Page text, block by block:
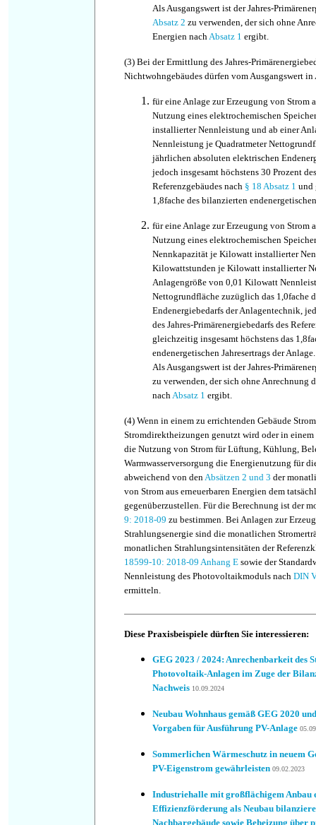
Als Ausgangswert ist der Jahres-
Absatz 2 zu verwenden, der sich ohne
Energien nachAbsatz 1 ergibt.
(3) Bei der Ermittlung des Jahres-
Nichtwohngebäudes dürfen vom Ausgangswert
für eine Anlage zur Erzeugung von Strom
Nutzung eines elektrochemischen
installierter Nennleistung und ab einer
Nennleistung je Quadratmeter
jährlichen absoluten elektrischen
jedoch insgesamt höchstens 30 Prozent
Referenzgebäudes nach § 18 Absatz 1 und
1,8fache des bilanzierten
für eine Anlage zur Erzeugung von Strom
Nutzung eines elektrochemischen
Nennkapazität je Kilowatt installierter
Kilowattstunden je Kilowatt installierter
Anlagengröße von 0,01 Kilowatt
Nettogrundfläche zuzüglich das 1,0fache
Endenergiebedarfs der Anlagentechnik,
des Jahres-Primärenergiebedarfs des
gleichzeitig insgesamt höchstens das
endenergetischen Jahresertrags der Anlage.
Als Ausgangswert ist der Jahres-
zu verwenden, der sich ohne Anrechnung
nachAbsatz 1 ergibt.
(4) Wenn in einem zu errichtenden Gebäude
Stromdirektheizungen genutzt wird oder in
die Nutzung von Strom für Lüftung, Kühlung,
Warmwasserversorgung die Energienutzung für
abweichend von denAbsätzen 2 und 3 der
von Strom aus erneuerbaren Energien dem
gegenüberzustellen. Für die Berechnung ist der
9: 2018-09 zu bestimmen. Bei Anlagen zur
Strahlungsenergie sind die monatlichen
monatlichen Strahlungsintensitäten der
18599-10: 2018-09 Anhang E sowie der
Nennleistung des Photovoltaikmoduls nach DIN
ermitteln.
Diese Praxisbeispiele dürften Sie interessieren:
GEG 2023 / 2024: Anrechenbarkeit des
Photovoltaik-Anlagen im Zuge der
Nachweis 10.09.2024
Neubau Wohnhaus gemäß GEG 2020
Vorgaben für Ausführung PV-Anlage
Sommerlichen Wärmeschutz in neuem
PV-Eigenstrom gewährleisten 09.02.2023
Industriehalle mit großflächigem Anbau
Effizienzförderung als Neubau
Nachbargebäude sowie Beheizung über